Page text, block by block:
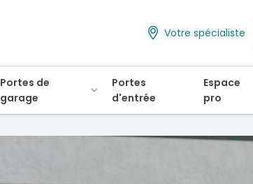
Votre spécialiste
Portes de
garage
Portes
d'entrée
Espace
pro